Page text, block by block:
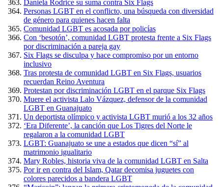
Daniela Rodrice su suma contra Six Flags
Personas LGBT en el conflicto, una búsqueda con diversidad
de género para quienes hacen falta
Comunidad LGBT es acosada por policías
Con ‘besotón’, comunidad LGBT protesta frente a Six Flags
por discriminación a pareja gay
Six Flags se disculpa y hace compromiso por un entorno
inclusivo
Tras protesta de comunidad LGBT en Six Flags, usuarios
recuerdan Reino Aventura
Protestan por discriminación LGBT en el parque Six Flags
Muere el activista Lalo Vázquez, defensor de la comunidad
LGBT en Guanajuato
Un deportista olímpico y activista LGBT murió a los 32 años
‘Era Diferente’, la canción que Los Tigres del Norte le
regalaron a la comunidad LGBT
LGBT: Guanajuato se une a estados que dicen “sí” al
matrimonio igualitario
Mary Robles, historia viva de la comunidad LGBT en Salta
Por ir en contra del Islam, Qatar decomisa juguetes con
colores parecidos a bandera LGBT